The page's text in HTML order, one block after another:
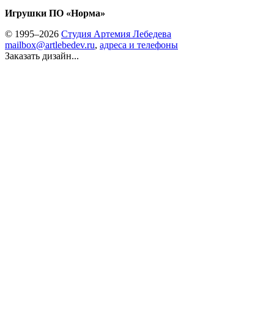
Игрушки ПО «Норма»
© 1995–2026 Студия Артемия Лебедева
mailbox@artlebedev.ru, адреса и телефоны
Заказать дизайн...